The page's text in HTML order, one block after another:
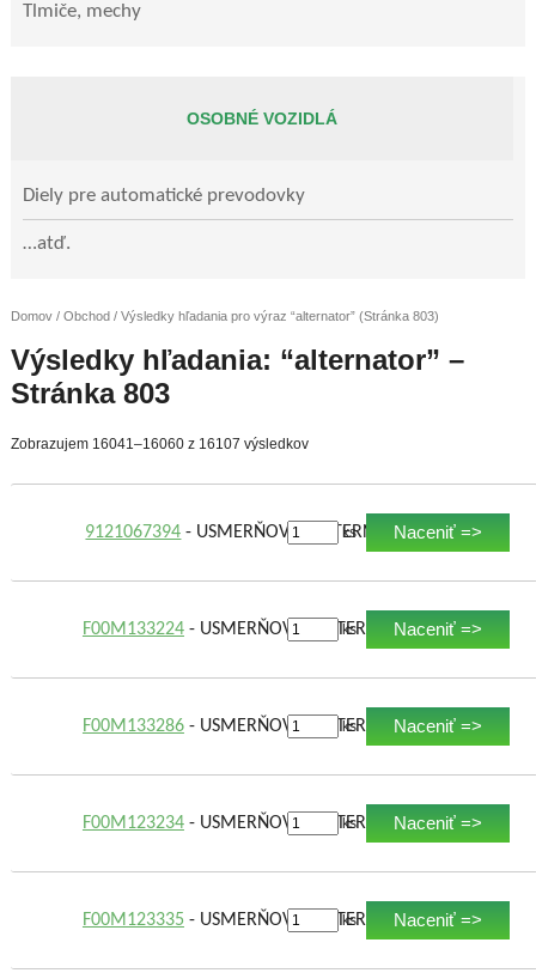
Tlmiče, mechy
OSOBNÉ VOZIDLÁ
Diely pre automatické prevodovky
…atď.
Domov/ Obchod/ Výsledky hľadania pro výraz “alternator” (Stránka 803)
Výsledky hľadania: “alternator” –
Stránka 803
Zobrazujem 16041–16060 z 16107 výsledkov
9121067394 - USMERŇOVAČ ALTERNÁTORA
ks Naceniť =>
F00M133224- USMERŇOVAČ ALTERNÁTORA
ks Naceniť =>
F00M133286- USMERŇOVAČ ALTERNÁTORA
ks Naceniť =>
F00M123234- USMERŇOVAČ ALTERNÁTORA
ks Naceniť =>
F00M123335 - USMERŇOVAČ ALTERNÁTORA
ks Naceniť =>